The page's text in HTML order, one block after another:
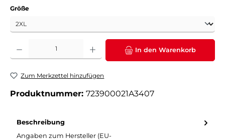
Größeauswählen
Produkt Anzahl: Gib den gewünschten Wert ein oder benutze die Schaltflächen um
In den Warenkorb
Zum Merkzettel hinzufügen
Produktnummer: 723900021A3407
Beschreibung
Angaben zum Hersteller (EU-